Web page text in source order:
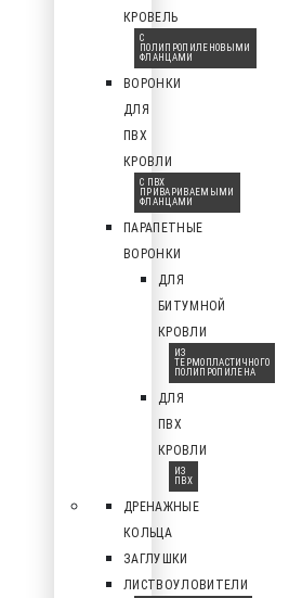
КРОВЕЛЬ
С
ПОЛИПРОПИЛЕНОВЫМИ
ФЛАНЦАМИ
ВОРОНКИ
ДЛЯ
ПВХ
КРОВЛИ
С ПВХ
ПРИВАРИВАЕМЫМИ
ФЛАНЦАМИ
ПАРАПЕТНЫЕ
ВОРОНКИ
ДЛЯ
БИТУМНОЙ
КРОВЛИ
ИЗ
ТЕРМОПЛАСТИЧНОГО
ПОЛИПРОПИЛЕНА
ДЛЯ
ПВХ
КРОВЛИ
ИЗ
ПВХ
ДРЕНАЖНЫЕ
КОЛЬЦА
ЗАГЛУШКИ
ЛИСТВОУЛОВИТЕЛИ